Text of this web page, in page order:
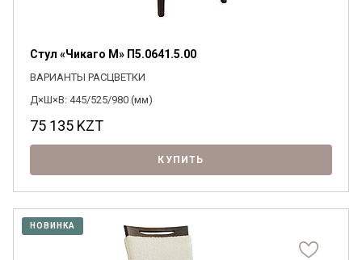
Стул «Чикаго М» П5.0641.5.00
ВАРИАНТЫ РАСЦВЕТКИ
Д×Ш×В: 445/525/980 (мм)
75 135 KZT
КУПИТЬ
НОВИНКА